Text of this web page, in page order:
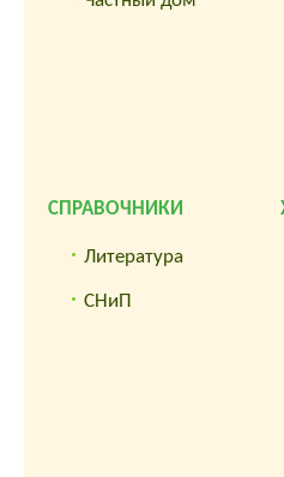
СПРАВОЧНИКИ
Литература
СНиП